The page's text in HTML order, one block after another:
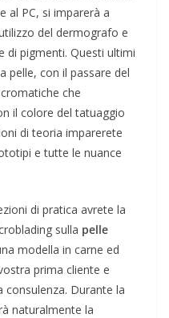
al PC, si imparerà a
del dermografo e
di pigmenti. Questi ultimi
pelle, con il passare del
che
il colore del tatuaggio
di teoria imparerete
e tutte le nuance
di pratica avrete la
sulla pelle
modella in carne ed
prima cliente e
consulenza. Durante la
naturalmente la